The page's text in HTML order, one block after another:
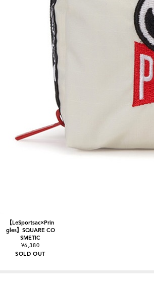
【LeSportsac×Prin
gles】SQUARE CO
SMETIC
¥6,380
SOLD OUT